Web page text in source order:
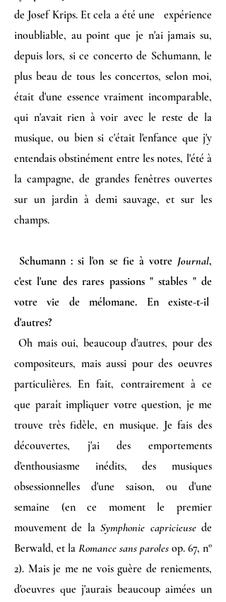
de Josef Krips. Et cela a été une expérience
inoubliable, au point que je n'ai jamais su,
depuis lors, si ce concerto de Schumann, le
plus beau de tous les concertos, selon moi,
était d'une essence vraiment incomparable,
qui n'avait rien à voir avec le reste de la
musique, ou bien si c'était l'enfance que j'y
entendais obstinément entre les notes, l'été à
la campagne, de grandes fenêtres ouvertes
sur un jardin à demi sauvage, et sur les
champs.
Schumann : si l'on se fie à votre Journal,
c'est l'une des rares passions " stables " de
votre vie de mélomane. En existe-t-il
d'autres?
Oh mais oui, beaucoup d'autres, pour des
compositeurs, mais aussi pour des oeuvres
particulières. En fait, contrairement à ce
que paraît impliquer votre question, je me
trouve très fidèle, en musique. Je fais des
découvertes, j'ai des emportements
d'enthousiasme inédits, des musiques
obsessionnelles d'une saison, ou d'une
semaine (en ce moment le premier
mouvement de laSymphonie capricieusede
Berwald, et la Romance sans paroles op. 67, n°
2). Mais je me ne vois guère de reniements,
d'oeuvres que j'aurais beaucoup aimées un